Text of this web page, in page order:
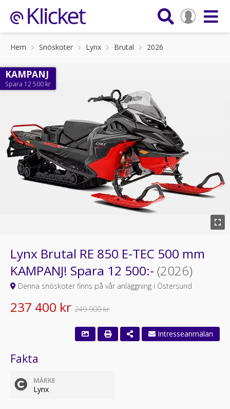
Hem Snöskoter Lynx Brutal 2026
KAMPANJ
Spara 12 500 kr
Lynx Brutal RE 850 E-TEC 500 mm
KAMPANJ! Spara 12 500:- (2026)
Denna snöskoter finns på vår anläggning i Östersund
237 400 kr 249 900 kr
Intresseanmälan
Fakta
MÄRKE
Lynx